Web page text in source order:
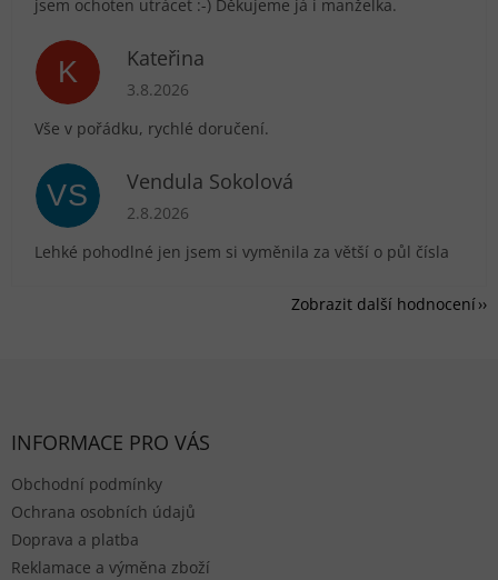
jsem ochoten utrácet :-) Děkujeme já i manželka.
K Kateřina
Hodnocení obchodu je 5 z 5 hvězdiček.
3.8.2026
Vše v pořádku, rychlé doručení.
VS Vendula Sokolová
Hodnocení obchodu je 5 z 5 hvězdiček.
2.8.2026
Lehké pohodlné jen jsem si vyměnila za větší o půl čísla
Zobrazit další hodnocení
INFORMACE PRO VÁS
Obchodní podmínky
Ochrana osobních údajů
Doprava a platba
Reklamace a výměna zboží